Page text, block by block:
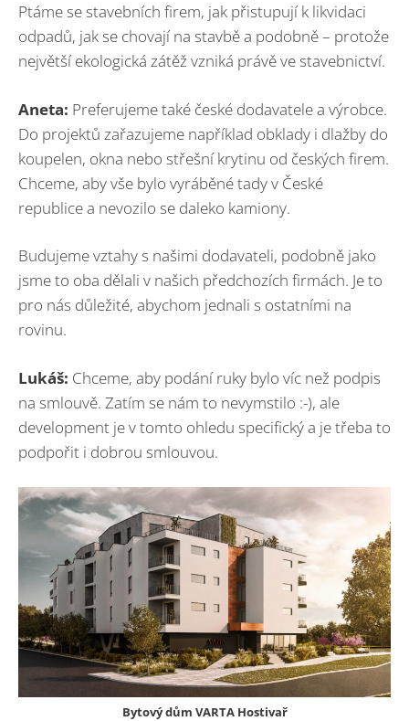
Ptáme se stavebních firem, jak přistupují k likvidaci
odpadů, jak se chovají na stavbě a podobně – protože
největší ekologická zátěž vzniká právě ve stavebnictví.
Aneta: Preferujeme také české dodavatele a výrobce.
Do projektů zařazujeme například obklady i dlažby do
koupelen, okna nebo střešní krytinu od českých firem.
Chceme, aby vše bylo vyráběné tady v České
republice a nevozilo se daleko kamiony.
Budujeme vztahy s našimi dodavateli, podobně jako
jsme to oba dělali v našich předchozích firmách. Je to
pro nás důležité, abychom jednali s ostatními na
rovinu.
Lukáš: Chceme, aby podání ruky bylo víc než podpis
na smlouvě. Zatím se nám to nevymstilo :-), ale
development je v tomto ohledu specifický a je třeba to
podpořit i dobrou smlouvou.
Bytový dům VARTA Hostivař